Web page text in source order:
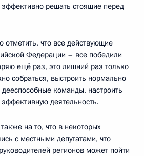
решать стоящие перед
отметить, что все действующие
Федерации – все победили
ещё раз, это лишний раз только
собраться, выстроить нормально
команды, настроить
деятельность.
на то, что в некоторых
с местными депутатами, что
регионов может пойти